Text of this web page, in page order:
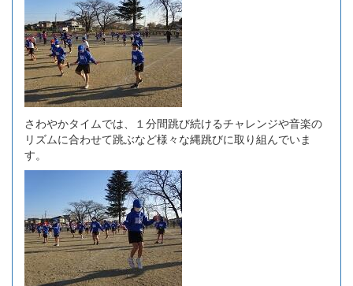
さわやかタイムでは、１分間跳び続けるチャレンジや音楽の
リズムに合わせて跳ぶなど様々な縄跳びに取り組んでいま
す。